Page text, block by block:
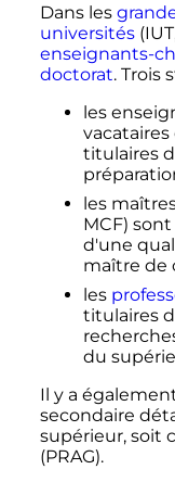
Dans les
universités
enseignants-
doctorat. Trois
les
titulaires
les
MCF)
d'une
maître de
les
titulaires
du
Il y a
secondaire
supérieur, soit
(PRAG).